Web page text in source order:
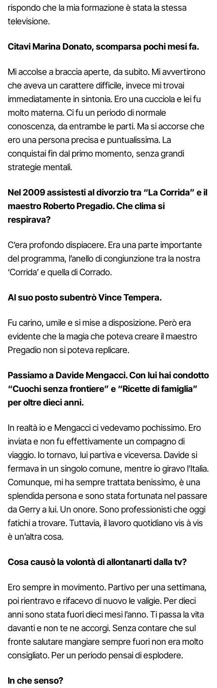
rispondo che la mia formazione è stata la stessa
televisione.
Citavi Marina Donato, scomparsa pochi mesi fa.
Mi accolse a braccia aperte, da subito. Mi avvertirono
che aveva un carattere difficile, invece mi trovai
immediatamente in sintonia. Ero una cucciola e lei fu
molto materna. Ci fu un periodo di normale
conoscenza, da entrambe le parti. Ma si accorse che
ero una persona precisa e puntualissima. La
conquistai fin dal primo momento, senza grandi
strategie mentali.
Nel 2009 assistesti al divorzio tra “La Corrida” e il
maestro Roberto Pregadio. Che clima si
respirava?
C’era profondo dispiacere. Era una parte importante
del programma, l’anello di congiunzione tra la nostra
‘Corrida’ e quella di Corrado.
Al suo posto subentrò Vince Tempera.
Fu carino, umile e si mise a disposizione. Però era
evidente che la magia che poteva creare il maestro
Pregadio non si poteva replicare.
Passiamo a Davide Mengacci. Con lui hai condotto
“Cuochi senza frontiere” e “Ricette di famiglia”
per oltre dieci anni.
In realtà io e Mengacci ci vedevamo pochissimo. Ero
inviata e non fu effettivamente un compagno di
viaggio. Io tornavo, lui partiva e viceversa. Davide si
fermava in un singolo comune, mentre io giravo l’Italia.
Comunque, mi ha sempre trattata benissimo, è una
splendida persona e sono stata fortunata nel passare
da Gerry a lui. Un onore. Sono professionisti che oggi
fatichi a trovare. Tuttavia, il lavoro quotidiano vis à vis
è un’altra cosa.
Cosa causò la volontà di allontanarti dalla tv?
Ero sempre in movimento. Partivo per una settimana,
poi rientravo e rifacevo di nuovo le valigie. Per dieci
anni sono stata fuori dieci mesi l’anno. Ti passa la vita
davanti e non te ne accorgi. Senza contare che sul
fronte salutare mangiare sempre fuori non era molto
consigliato. Per un periodo pensai di esplodere.
In che senso?